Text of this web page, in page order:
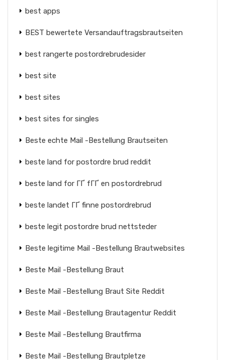
best apps
BEST bewertete Versandauftragsbrautseiten
best rangerte postordrebrudesider
best site
best sites
best sites for singles
Beste echte Mail -Bestellung Brautseiten
beste land for postordre brud reddit
beste land for ГҐ fГҐ en postordrebrud
beste landet ГҐ finne postordrebrud
beste legit postordre brud nettsteder
Beste legitime Mail -Bestellung Brautwebsites
Beste Mail -Bestellung Braut
Beste Mail -Bestellung Braut Site Reddit
Beste Mail -Bestellung Brautagentur Reddit
Beste Mail -Bestellung Brautfirma
Beste Mail -Bestellung Brautpletze